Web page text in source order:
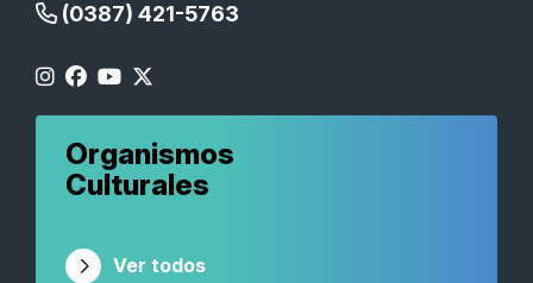
(0387) 421-5763
Organismos
Culturales
Ver todos